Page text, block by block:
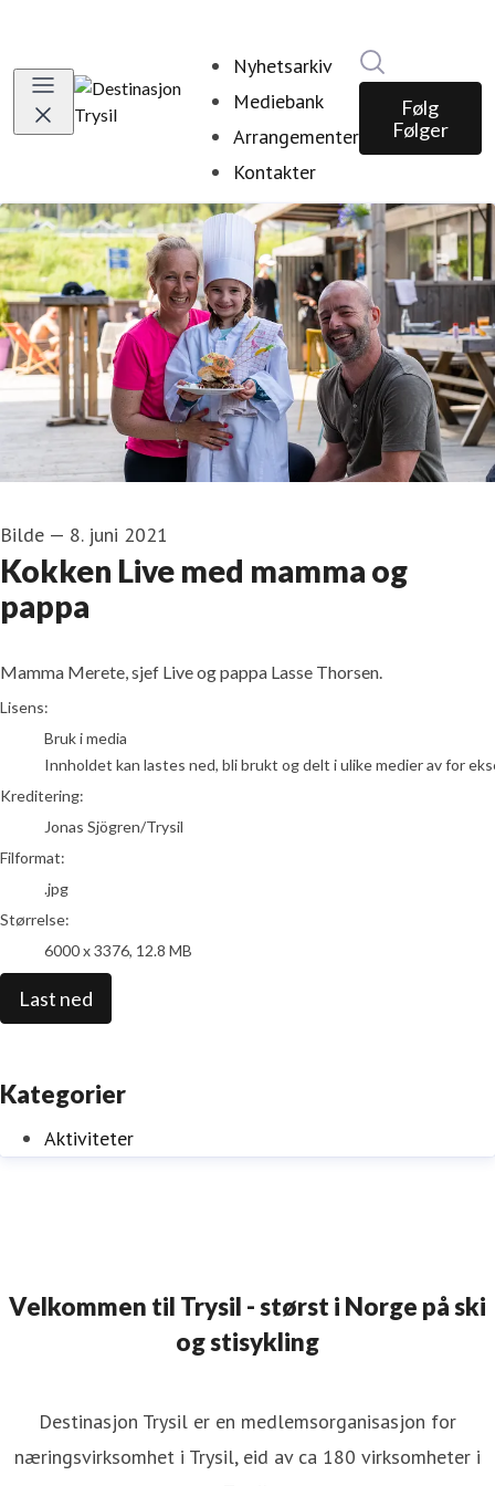
Nyhetsarkiv
Mediebank
Arrangementer
Kontakter
Følg
Følger
Bilde — 8. juni 2021
Kokken Live med mamma og
pappa
Mamma Merete, sjef Live og pappa Lasse Thorsen.
Jonas Sjögren/Trysil
Lisens:
Bruk i media
Innholdet kan lastes ned, bli brukt og delt i ulike medier av for
Kreditering:
Jonas Sjögren/Trysil
Filformat:
.jpg
Størrelse:
6000 x 3376, 12.8 MB
Last ned
Kategorier
Aktiviteter
Velkommen til Trysil - størst i Norge på ski
og stisykling
Destinasjon Trysil er en medlemsorganisasjon for
næringsvirksomhet i Trysil, eid av ca 180 virksomheter i